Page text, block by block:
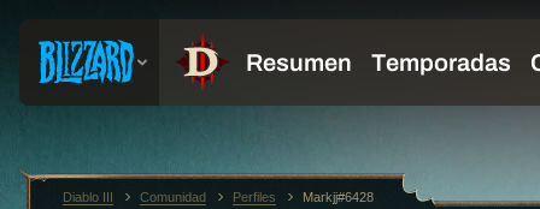
Diablo III Comunidad Perfiles Markjj#6428